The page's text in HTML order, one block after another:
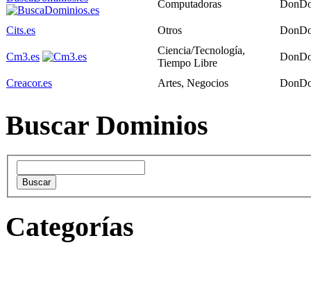
Computadoras
Cits.es Otros
Cm3.es
Ciencia/Tecnología,
Tiempo Libre
Creacor.es Artes, Negocios
Buscar Dominios
Categorías